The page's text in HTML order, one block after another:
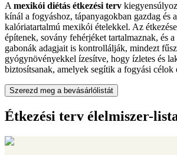
A mexikói diétás étkezési terv
kínál a fogyáshoz, tápanyagokban gazdag és
kalóriatartalmú mexikói ételekkel. Az
építenek, sovány fehérjéket tartalmaznak, és
gabonák adagjait is kontrollálják, mindezt
gyógynövényekkel ízesítve, hogy ízletes és
biztosítsanak, amelyek segítik a fogyási célok
Szerezd meg a bevásárlólistát
Étkezési terv élelmiszer-